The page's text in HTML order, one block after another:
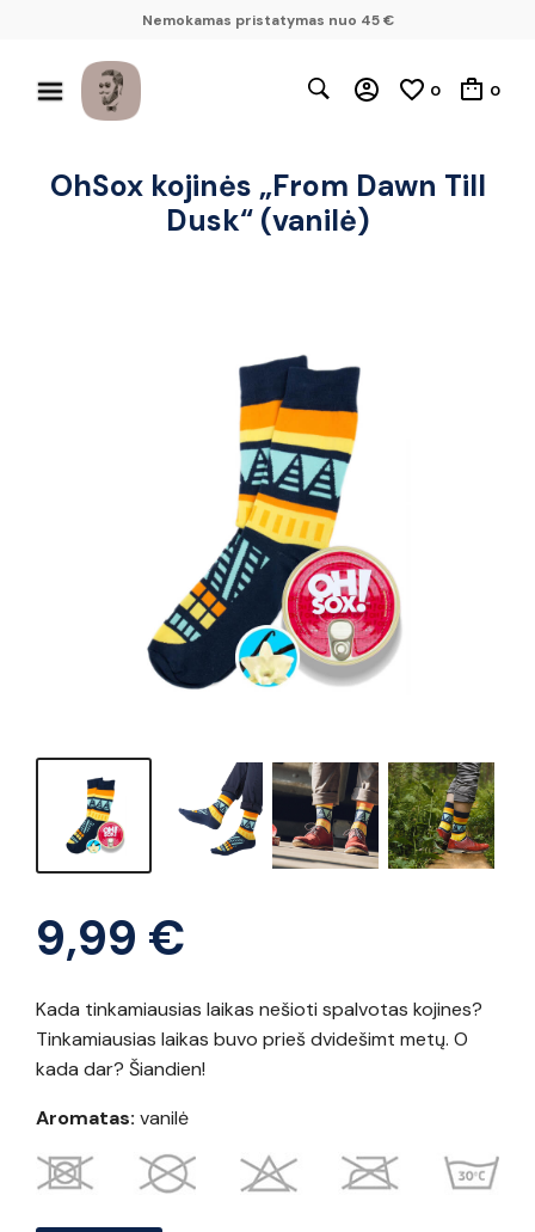
Nemokamas pristatymas nuo 45 €
0 0
OhSox kojinės „From Dawn Till
Dusk“ (vanilė)
9,99 €
Kada tinkamiausias laikas nešioti spalvotas kojines?
Tinkamiausias laikas buvo prieš dvidešimt metų. O
kada dar? Šiandien!
Aromatas: vanilė